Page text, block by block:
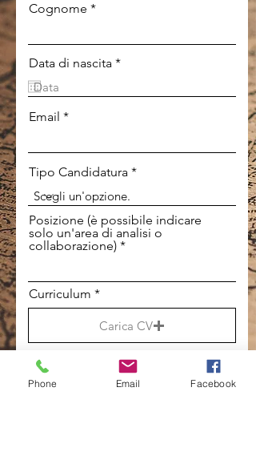
Cognome
Data di nascita *r
u
d
Email
Tipo Candidatura
Posizione (è possibile indicare
solo un'area di analisi o
collaborazione)
Curriculum
Carica CV
Carica PDF (Max 15MB)
Lettera Motivazionale
Phone Email Facebook